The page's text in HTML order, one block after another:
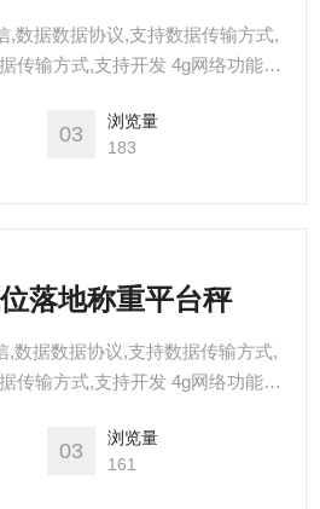
,数据数据协议,支持数据传输方式,
传输方式,支持开发 4g网络功能
03
浏览量
183
落地称重平台秤
数据数据协议,支持数据传输方式,
传输方式,支持开发 4g网络功能
03
浏览量
161